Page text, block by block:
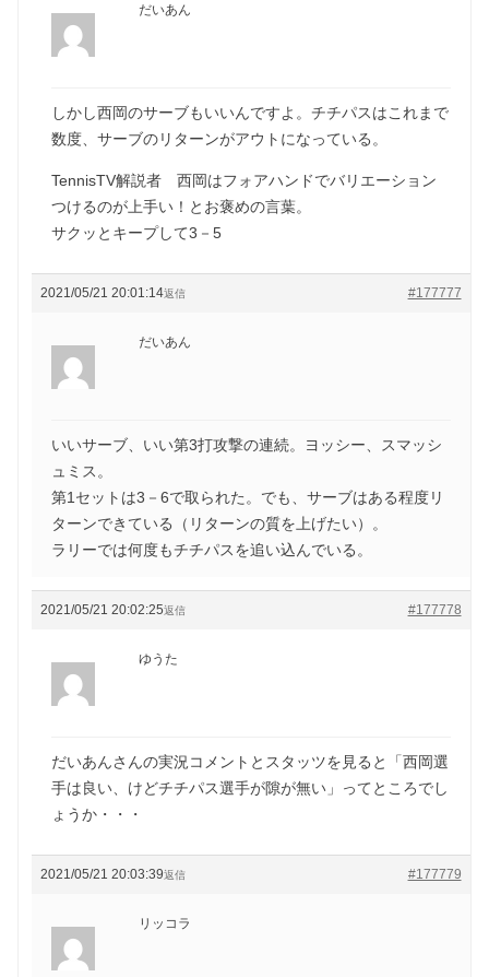
だいあん
しかし西岡のサーブもいいんですよ。チチパスはこれまで
数度、サーブのリターンがアウトになっている。
TennisTV解説者 西岡はフォアハンドでバリエーション
つけるのが上手い！とお褒めの言葉。
サクッとキープして3－5
2021/05/21 20:01:14 #177777
返信
だいあん
いいサーブ、いい第3打攻撃の連続。ヨッシー、スマッシ
ュミス。
第1セットは3－6で取られた。でも、サーブはある程度リ
ターンできている（リターンの質を上げたい）。
ラリーでは何度もチチパスを追い込んでいる。
2021/05/21 20:02:25 #177778
返信
ゆうた
だいあんさんの実況コメントとスタッツを見ると「西岡選
手は良い、けどチチパス選手が隙が無い」ってところでし
ょうか・・・
2021/05/21 20:03:39 #177779
返信
リッコラ